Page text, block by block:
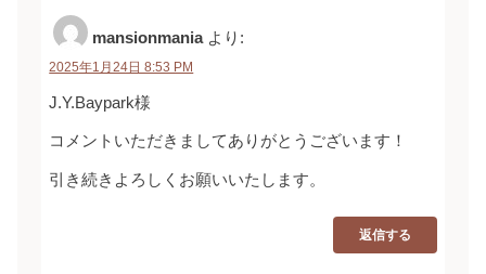
mansionmania より:
2025年1月24日 8:53 PM
J.Y.Baypark様
コメントいただきましてありがとうございます！
引き続きよろしくお願いいたします。
返信する